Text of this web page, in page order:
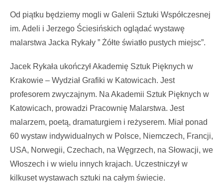
Od piątku będziemy mogli w Galerii Sztuki Współczesnej
im. Adeli i Jerzego Ściesińskich oglądać wystawę
malarstwa Jacka Rykały ” Żółte światło pustych miejsc”.
Jacek Rykała ukończył Akademię Sztuk Pięknych w
Krakowie – Wydział Grafiki w Katowicach. Jest
profesorem zwyczajnym. Na Akademii Sztuk Pięknych w
Katowicach, prowadzi Pracownię Malarstwa. Jest
malarzem, poetą, dramaturgiem i reżyserem. Miał ponad
60 wystaw indywidualnych w Polsce, Niemczech, Francji,
USA, Norwegii, Czechach, na Węgrzech, na Słowacji, we
Włoszech i w wielu innych krajach. Uczestniczył w
kilkuset wystawach sztuki na całym świecie.